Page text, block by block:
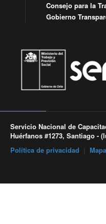
Consejo para la
Gobierno
Servicio Nacional de
Huérfanos #1273, Santiago -
Política de privacidad